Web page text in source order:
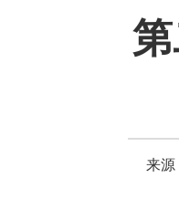
来源